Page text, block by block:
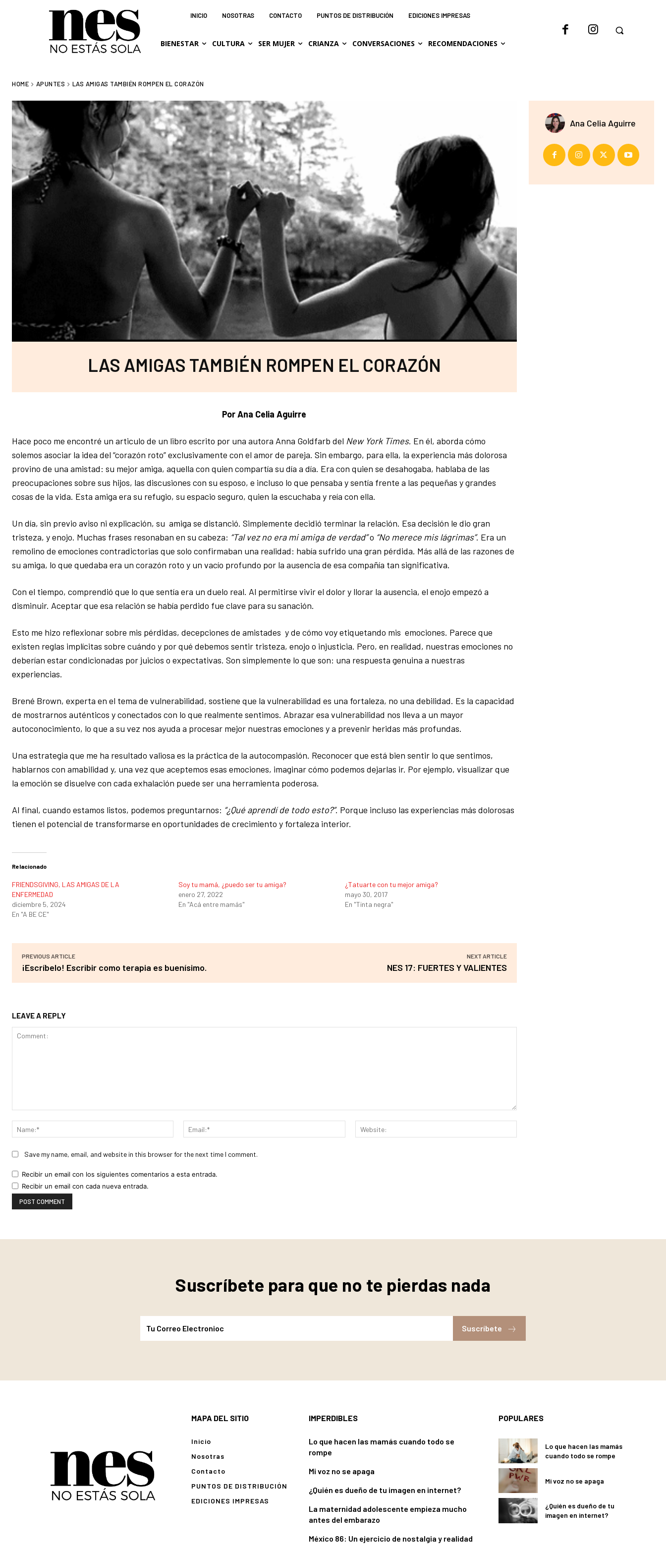
INICIO NOSOTRAS CONTACTO PUNTOS DE DISTRIBUCIÓN EDICIONES IMPRESAS
BIENESTAR CULTURA SER MUJER CRIANZA CONVERSACIONES RECOMENDACIONES
HOME APUNTES LAS AMIGAS TAMBIÉN ROMPEN EL CORAZÓN
LAS AMIGAS TAMBIÉN ROMPEN EL CORAZÓN
Por Ana Celia Aguirre
Hace poco me encontré un articulo de un libro escrito por una autora Anna Goldfarb del New York Times. En él, aborda cómo
solemos asociar la idea del “corazón roto” exclusivamente con el amor de pareja. Sin embargo, para ella, la experiencia más dolorosa
provino de una amistad: su mejor amiga, aquella con quien compartía su día a día. Era con quien se desahogaba, hablaba de las
preocupaciones sobre sus hijos, las discusiones con su esposo, e incluso lo que pensaba y sentía frente a las pequeñas y grandes
cosas de la vida. Esta amiga era su refugio, su espacio seguro, quien la escuchaba y reía con ella.
Un día, sin previo aviso ni explicación, su amiga se distanció. Simplemente decidió terminar la relación. Esa decisión le dio gran
tristeza, y enojo. Muchas frases resonaban en su cabeza: “Tal vez no era mi amiga de verdad”o “No merece mis lágrimas”. Era un
remolino de emociones contradictorias que solo confirmaban una realidad: había sufrido una gran pérdida. Más allá de las razones de
su amiga, lo que quedaba era un corazón roto y un vacío profundo por la ausencia de esa compañía tan significativa.
Con el tiempo, comprendió que lo que sentía era un duelo real. Al permitirse vivir el dolor y llorar la ausencia, el enojo empezó a
disminuir. Aceptar que esa relación se había perdido fue clave para su sanación.
Esto me hizo reflexionar sobre mis pérdidas, decepciones de amistades y de cómo voy etiquetando mis emociones. Parece que
existen reglas implícitas sobre cuándo y por qué debemos sentir tristeza, enojo o injusticia. Pero, en realidad, nuestras emociones no
deberían estar condicionadas por juicios o expectativas. Son simplemente lo que son: una respuesta genuina a nuestras
experiencias.
Brené Brown, experta en el tema de vulnerabilidad, sostiene que la vulnerabilidad es una fortaleza, no una debilidad. Es la capacidad
de mostrarnos auténticos y conectados con lo que realmente sentimos. Abrazar esa vulnerabilidad nos lleva a un mayor
autoconocimiento, lo que a su vez nos ayuda a procesar mejor nuestras emociones y a prevenir heridas más profundas.
Una estrategia que me ha resultado valiosa es la práctica de la autocompasión. Reconocer que está bien sentir lo que sentimos,
hablarnos con amabilidad y, una vez que aceptemos esas emociones, imaginar cómo podemos dejarlas ir. Por ejemplo, visualizar que
la emoción se disuelve con cada exhalación puede ser una herramienta poderosa.
Al final, cuando estamos listos, podemos preguntarnos: “¿Qué aprendí de todo esto?”. Porque incluso las experiencias más dolorosas
tienen el potencial de transformarse en oportunidades de crecimiento y fortaleza interior.
Relacionado
FRIENDSGIVING, LAS AMIGAS DE LA
ENFERMEDAD
diciembre 5, 2024
En "A BE CE"
Soy tu mamá, ¿puedo ser tu amiga?
enero 27, 2022
En "Acá entre mamás"
¿Tatuarte con tu mejor amiga?
mayo 30, 2017
En "Tinta negra"
PREVIOUS ARTICLE
¡Escríbelo! Escribir como terapia es buenísimo.
NEXT ARTICLE
NES 17: FUERTES Y VALIENTES
LEAVE A REPLY
Name:*
Email:*
Save my name, email, and website in this browser for the next time I comment.
Recibir un email con los siguientes comentarios a esta entrada.
Recibir un email con cada nueva entrada.
Ana Celia Aguirre
Suscríbete para que no te pierdas nada
Suscríbete
MAPA DEL SITIO
Inicio
Nosotras
Contacto
PUNTOS DE DISTRIBUCIÓN
EDICIONES IMPRESAS
IMPERDIBLES
Lo que hacen las mamás cuando todo se
rompe
Mi voz no se apaga
¿Quién es dueño de tu imagen en internet?
La maternidad adolescente empieza mucho
antes del embarazo
México 86: Un ejercicio de nostalgia y realidad
POPULARES
Lo que hacen las mamás
cuando todo se rompe
Mi voz no se apaga
¿Quién es dueño de tu
imagen en internet?